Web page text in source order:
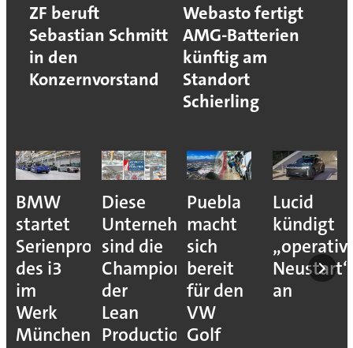
ZF beruft
Sebastian Schmitt
in den
Konzernvorstand
Webasto fertigt
AMG-Batterien
künftig am
Standort
Schierling
BMW
startet
Serienproduktion
des i3
im
Werk
München
Diese
Unternehmen
sind die
Champions
der
Lean
Production
Puebla
macht
sich
bereit
für den
VW
Golf
Lucid
kündigt
Neustart“
an